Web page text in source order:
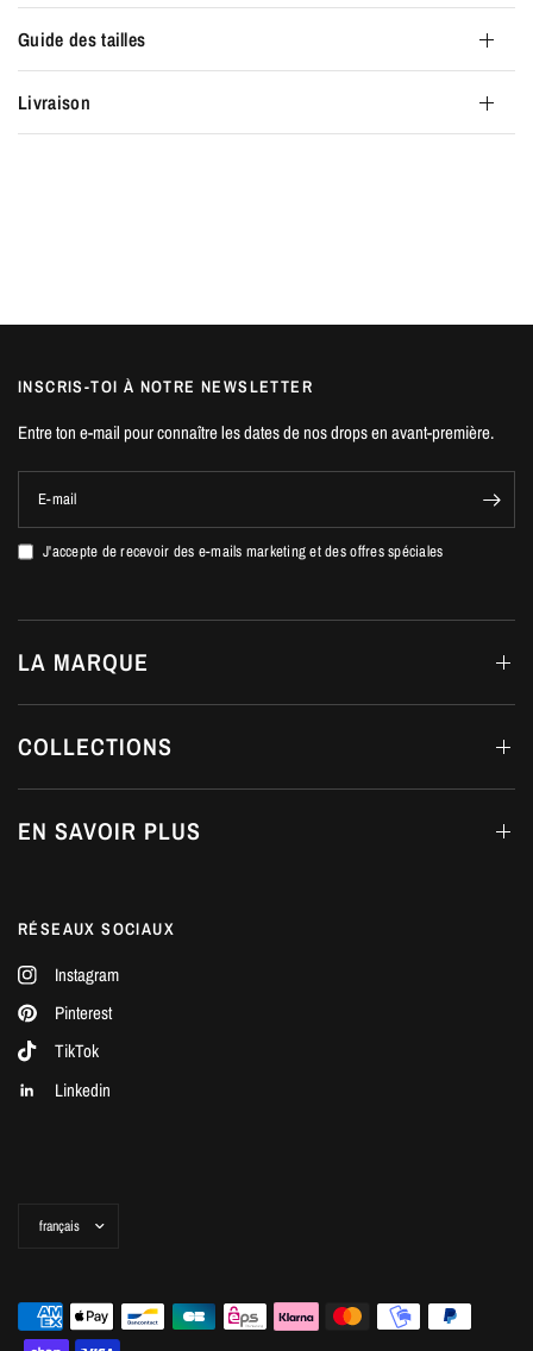
Guide des tailles
Livraison
INSCRIS-TOI À NOTRE NEWSLETTER
Entre ton e-mail pour connaître les dates de nos drops en avant-première.
E-mail
J'accepte de recevoir des e-mails marketing et des offres spéciales
LA MARQUE
COLLECTIONS
EN SAVOIR PLUS
RÉSEAUX SOCIAUX
Instagram
Pinterest
TikTok
Linkedin
pays/la
région